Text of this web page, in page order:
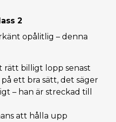
2
opålitlig – denna
rätt billigt lopp senast
ett bra sätt, det säger
– han är streckad till
att hålla upp